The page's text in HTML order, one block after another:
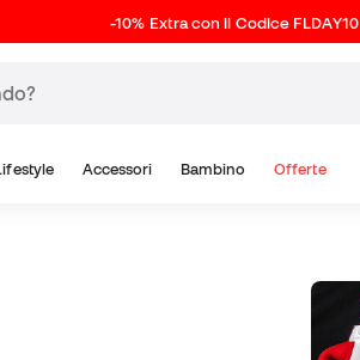
-10% Extra con il Codice FLDAY10
Accessori Bambino Offerte